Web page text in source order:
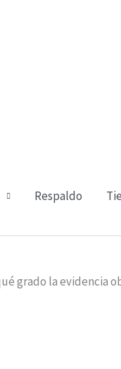
Respaldo
grado la evidencia